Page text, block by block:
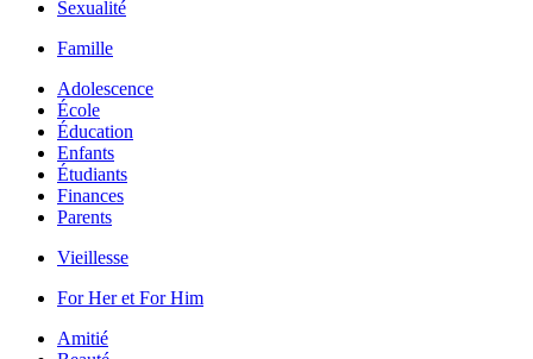
Sexualité
Famille
Adolescence
École
Éducation
Enfants
Étudiants
Finances
Parents
Vieillesse
For Her et For Him
Amitié